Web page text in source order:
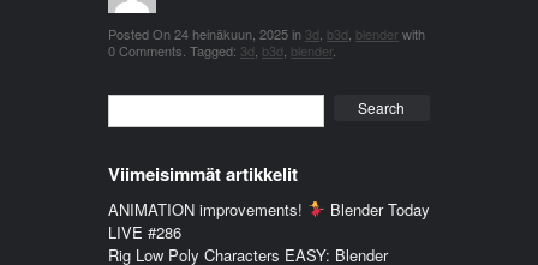
Posted On24 heinäkuun, 2025in 3d b3d blender with
0 Comments Tagged: 3d b3d blender
Viimeisimmät artikkelit
ANIMATION improvements!
Blender Today
LIVE #286
Rig Low Poly Characters EASY: Blender